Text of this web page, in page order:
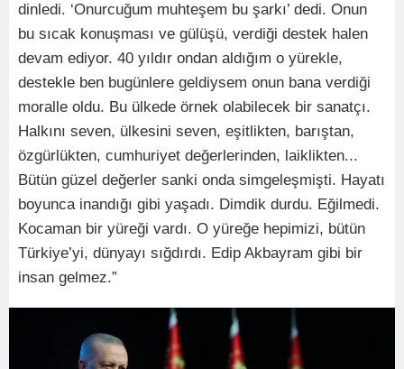
dinledi. ‘Onurcuğum muhteşem bu şarkı’ dedi. Onun
bu sıcak konuşması ve gülüşü, verdiği destek halen
devam ediyor. 40 yıldır ondan aldığım o yürekle,
destekle ben bugünlere geldiysem onun bana verdiği
moralle oldu. Bu ülkede örnek olabilecek bir sanatçı.
Halkını seven, ülkesini seven, eşitlikten, barıştan,
özgürlükten, cumhuriyet değerlerinden, laiklikten...
Bütün güzel değerler sanki onda simgeleşmişti. Hayatı
boyunca inandığı gibi yaşadı. Dimdik durdu. Eğilmedi.
Kocaman bir yüreği vardı. O yüreğe hepimizi, bütün
Türkiye’yi, dünyayı sığdırdı. Edip Akbayram gibi bir
insan gelmez.”